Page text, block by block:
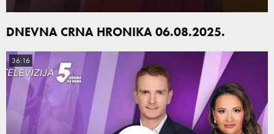
DNEVNA CRNA HRONIKA 06.08.2025.
36:16